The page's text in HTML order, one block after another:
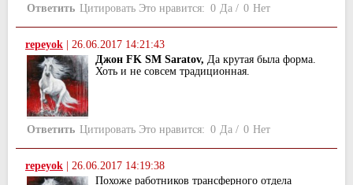
Ответить Цитировать Это нравится: 0 Да / 0 Нет
repeyok
26.06.2017 14:21:43
Джон FK SM Saratov, Да крутая была форма.
Хоть и не совсем традиционная.
Ответить Цитировать Это нравится: 0 Да / 0 Нет
repeyok | 26.06.2017 14:19:38
Похоже работников трансферного отдела